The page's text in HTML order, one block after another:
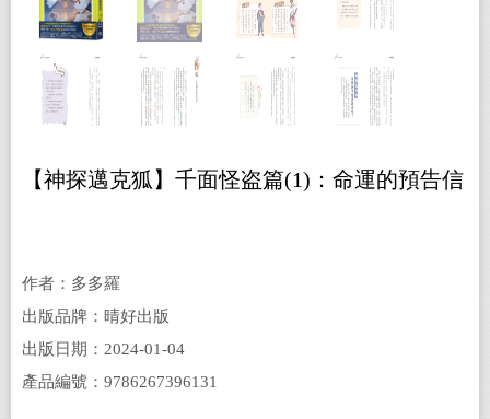
【神探邁克狐】千面怪盗篇(1)：命運的預告信
作者：多多羅
出版品牌：晴好出版
出版日期：2024-01-04
產品編號：9786267396131